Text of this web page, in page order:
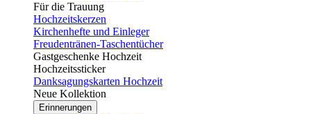
Für die Trauung
Hochzeitskerzen
Kirchenhefte und Einleger
Freudentränen-Taschentücher
Gastgeschenke Hochzeit
Hochzeitssticker
Danksagungskarten Hochzeit
Neue Kollektion
Erinnerungen